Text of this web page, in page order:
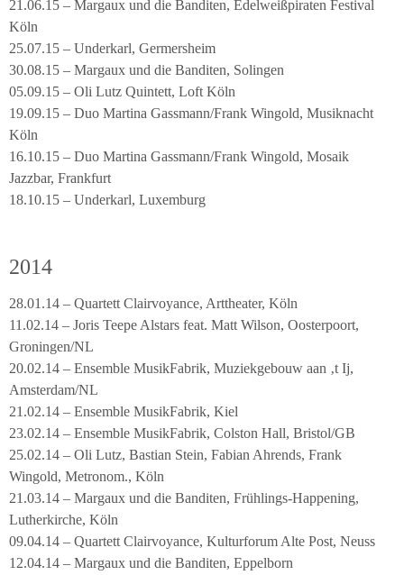
21.06.15 – Margaux und die Banditen, Edelweißpiraten Festival
Köln
25.07.15 – Underkarl, Germersheim
30.08.15 – Margaux und die Banditen, Solingen
05.09.15 – Oli Lutz Quintett, Loft Köln
19.09.15 – Duo Martina Gassmann/Frank Wingold, Musiknacht
Köln
16.10.15 – Duo Martina Gassmann/Frank Wingold, Mosaik
Jazzbar, Frankfurt
18.10.15 – Underkarl, Luxemburg
2014
28.01.14 – Quartett Clairvoyance, Arttheater, Köln
11.02.14 – Joris Teepe Alstars feat. Matt Wilson, Oosterpoort,
Groningen/NL
20.02.14 – Ensemble MusikFabrik, Muziekgebouw aan ‚t Ij,
Amsterdam/NL
21.02.14 – Ensemble MusikFabrik, Kiel
23.02.14 – Ensemble MusikFabrik, Colston Hall, Bristol/GB
25.02.14 – Oli Lutz, Bastian Stein, Fabian Ahrends, Frank
Wingold, Metronom., Köln
21.03.14 – Margaux und die Banditen, Frühlings-Happening,
Lutherkirche, Köln
09.04.14 – Quartett Clairvoyance, Kulturforum Alte Post, Neuss
12.04.14 – Margaux und die Banditen, Eppelborn